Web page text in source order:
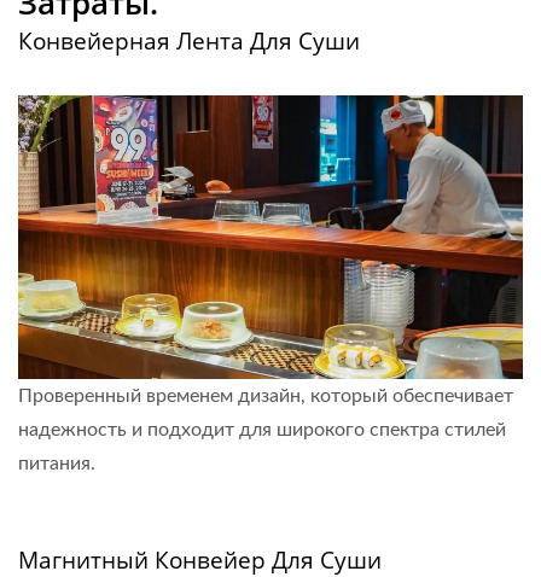
Конвейерная Лента Для Суши
Проверенный временем дизайн, который обеспечивает
надежность и подходит для широкого спектра стилей
питания.
Магнитный Конвейер Для Суши